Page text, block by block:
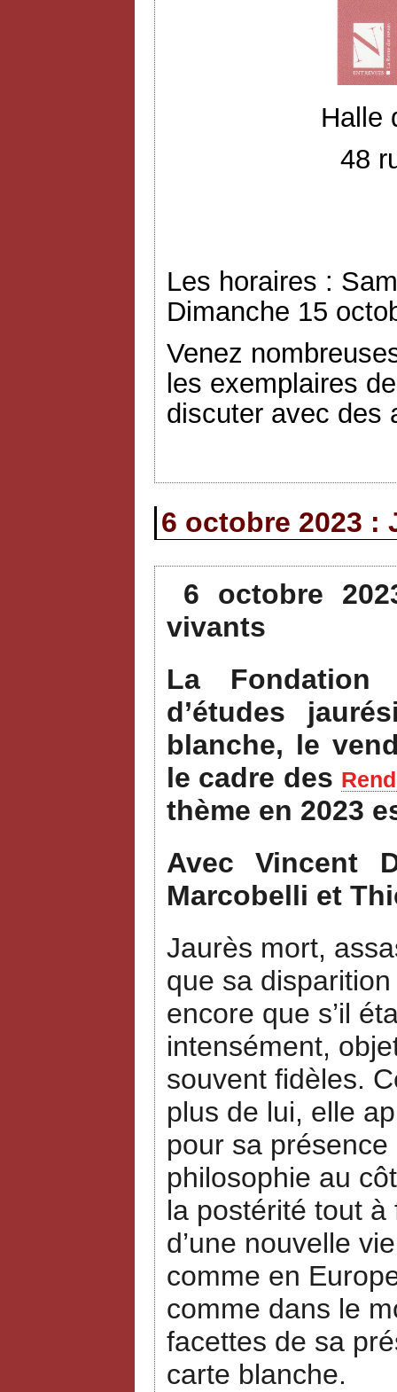
Halle
48
Les horaires :
Dimanche 15
Venez
les exemplaires
discuter avec des
6 octobre 2023 :
6 octobre
vivants
La Fondation
d’études
blanche, le
le cadre des
thème en 2023
Avec Vincent
Marcobelli et
Jaurès mort,
que sa
encore que s’il
intensément,
souvent fidèles.
plus de lui, elle
pour sa présence
philosophie au
la postérité tout
d’une nouvelle
comme en
comme dans le
facettes de sa
carte blanche.